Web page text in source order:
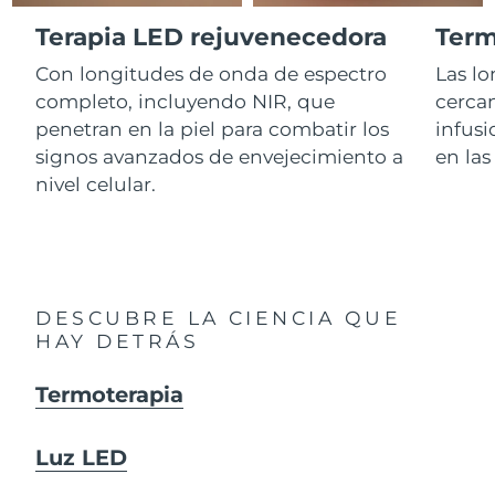
Terapia LED rejuvenecedora
Con longitudes de onda de espectro
completo, incluyendo NIR, que
penetran en la piel para combatir los
signos avanzados de envejecimiento a
nivel celular.
Las
en
DESCUBRE LA CIENCIA QUE
HAY DETRÁS
Termoterapia
Luz LED
For healthy hair
Cosméticos Hombres
Comprar todo
ACERCA DE
Israel Entrega prevista 8/13/26
Italia Entrega prevista 8/9/26
Japón Entrega prevista 8/12/26
Jersey
Letonia
Líbano